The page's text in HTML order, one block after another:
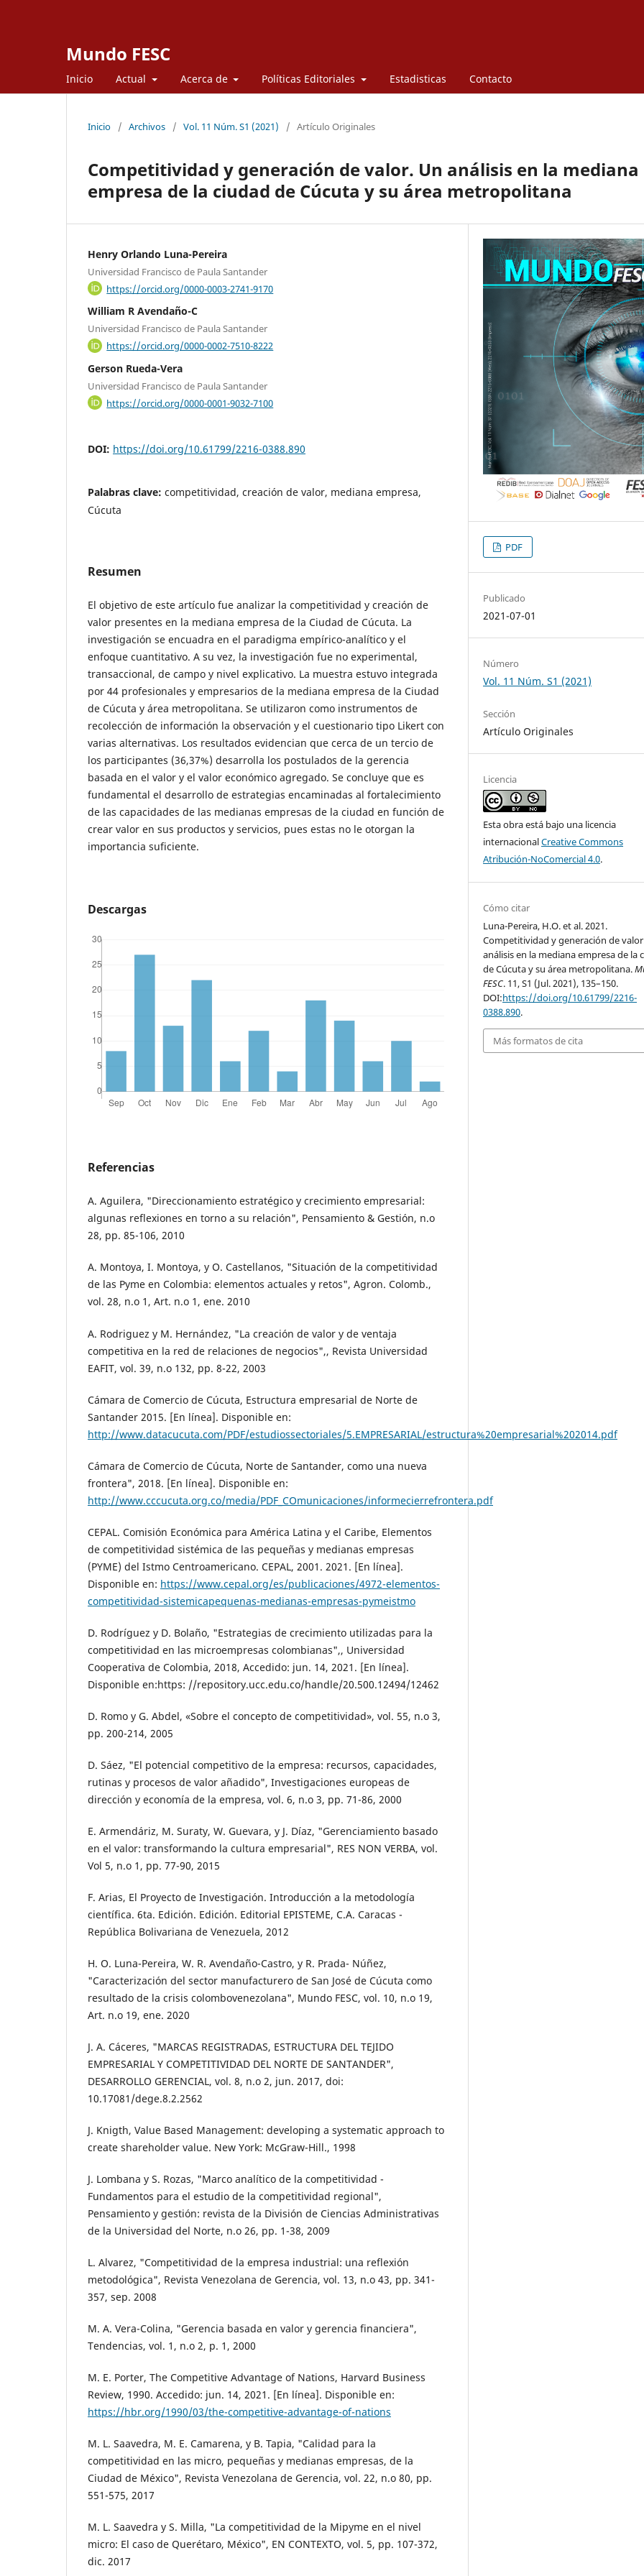
Mundo FESC
Inicio Actual Acerca de Políticas Editoriales Estadisticas Contacto
Inicio / Archivos / Vol. 11 Núm. S1 (2021) / Artículo Originales
Competitividad y generación de valor. Un análisis en la mediana
empresa de la ciudad de Cúcuta y su área metropolitana
Henry Orlando Luna-Pereira
Universidad Francisco de Paula Santander
https://orcid.org/0000-0003-2741-9170
William R Avendaño-C
Universidad Francisco de Paula Santander
https://orcid.org/0000-0002-7510-8222
Gerson Rueda-Vera
Universidad Francisco de Paula Santander
https://orcid.org/0000-0001-9032-7100
DOI: https://doi.org/10.61799/2216-0388.890
Palabras clave: competitividad, creación de valor, mediana empresa,
Cúcuta
Resumen
El objetivo de este artículo fue analizar la competitividad y creación de
valor presentes en la mediana empresa de la Ciudad de Cúcuta. La
investigación se encuadra en el paradigma empírico-analítico y el
enfoque cuantitativo. A su vez, la investigación fue no experimental,
transaccional, de campo y nivel explicativo. La muestra estuvo integrada
por 44 profesionales y empresarios de la mediana empresa de la Ciudad
de Cúcuta y área metropolitana. Se utilizaron como instrumentos de
recolección de información la observación y el cuestionario tipo Likert con
varias alternativas. Los resultados evidencian que cerca de un tercio de
los participantes (36,37%) desarrolla los postulados de la gerencia
basada en el valor y el valor económico agregado. Se concluye que es
fundamental el desarrollo de estrategias encaminadas al fortalecimiento
de las capacidades de las medianas empresas de la ciudad en función de
crear valor en sus productos y servicios, pues estas no le otorgan la
importancia suficiente.
Descargas
Referencias
A. Aguilera, "Direccionamiento estratégico y crecimiento empresarial:
algunas reflexiones en torno a su relación", Pensamiento & Gestión, n.o
28, pp. 85-106, 2010
A. Montoya, I. Montoya, y O. Castellanos, "Situación de la competitividad
de las Pyme en Colombia: elementos actuales y retos", Agron. Colomb.,
vol. 28, n.o 1, Art. n.o 1, ene. 2010
A. Rodriguez y M. Hernández, "La creación de valor y de ventaja
competitiva en la red de relaciones de negocios",, Revista Universidad
EAFIT, vol. 39, n.o 132, pp. 8-22, 2003
Cámara de Comercio de Cúcuta, Estructura empresarial de Norte de
Santander 2015. [En línea]. Disponible en:
http://www.datacucuta.com/PDF/estudiossectoriales/5.EMPRESARIAL/estructura%20empresarial%202014.pdf
Cámara de Comercio de Cúcuta, Norte de Santander, como una nueva
frontera", 2018. [En línea]. Disponible en:
http://www.cccucuta.org.co/media/PDF_COmunicaciones/informecierrefrontera.pdf
CEPAL. Comisión Económica para América Latina y el Caribe, Elementos
de competitividad sistémica de las pequeñas y medianas empresas
(PYME) del Istmo Centroamericano. CEPAL, 2001. 2021. [En línea].
Disponible en: https://www.cepal.org/es/publicaciones/4972-elementos-
competitividad-sistemicapequenas-medianas-empresas-pymeistmo
D. Rodríguez y D. Bolaño, "Estrategias de crecimiento utilizadas para la
competitividad en las microempresas colombianas",, Universidad
Cooperativa de Colombia, 2018, Accedido: jun. 14, 2021. [En línea].
Disponible en:https: //repository.ucc.edu.co/handle/20.500.12494/12462
D. Romo y G. Abdel, «Sobre el concepto de competitividad», vol. 55, n.o 3,
pp. 200-214, 2005
D. Sáez, "El potencial competitivo de la empresa: recursos, capacidades,
rutinas y procesos de valor añadido", Investigaciones europeas de
dirección y economía de la empresa, vol. 6, n.o 3, pp. 71-86, 2000
E. Armendáriz, M. Suraty, W. Guevara, y J. Díaz, "Gerenciamiento basado
en el valor: transformando la cultura empresarial", RES NON VERBA, vol.
Vol 5, n.o 1, pp. 77-90, 2015
F. Arias, El Proyecto de Investigación. Introducción a la metodología
científica. 6ta. Edición. Edición. Editorial EPISTEME, C.A. Caracas -
República Bolivariana de Venezuela, 2012
H. O. Luna-Pereira, W. R. Avendaño-Castro, y R. Prada- Núñez,
"Caracterización del sector manufacturero de San José de Cúcuta como
resultado de la crisis colombovenezolana", Mundo FESC, vol. 10, n.o 19,
Art. n.o 19, ene. 2020
J. A. Cáceres, "MARCAS REGISTRADAS, ESTRUCTURA DEL TEJIDO
EMPRESARIAL Y COMPETITIVIDAD DEL NORTE DE SANTANDER",
DESARROLLO GERENCIAL, vol. 8, n.o 2, jun. 2017, doi:
10.17081/dege.8.2.2562
J. Knigth, Value Based Management: developing a systematic approach to
create shareholder value. New York: McGraw-Hill., 1998
J. Lombana y S. Rozas, "Marco analítico de la competitividad -
Fundamentos para el estudio de la competitividad regional",
Pensamiento y gestión: revista de la División de Ciencias Administrativas
de la Universidad del Norte, n.o 26, pp. 1-38, 2009
L. Alvarez, "Competitividad de la empresa industrial: una reflexión
metodológica", Revista Venezolana de Gerencia, vol. 13, n.o 43, pp. 341-
357, sep. 2008
M. A. Vera-Colina, "Gerencia basada en valor y gerencia financiera",
Tendencias, vol. 1, n.o 2, p. 1, 2000
M. E. Porter, The Competitive Advantage of Nations, Harvard Business
Review, 1990. Accedido: jun. 14, 2021. [En línea]. Disponible en:
https://hbr.org/1990/03/the-competitive-advantage-of-nations
M. L. Saavedra, M. E. Camarena, y B. Tapia, "Calidad para la
competitividad en las micro, pequeñas y medianas empresas, de la
Ciudad de México", Revista Venezolana de Gerencia, vol. 22, n.o 80, pp.
551-575, 2017
M. L. Saavedra y S. Milla, "La competitividad de la Mipyme en el nivel
micro: El caso de Querétaro, México", EN CONTEXTO, vol. 5, pp. 107-372,
dic. 2017
PDF
Publicado
2021-07-01
Número
Vol. 11 Núm. S1 (2021)
Sección
Artículo Originales
Licencia
Esta obra está bajo una licencia
internacionalCreative Commons
Atribución-NoComercial 4.0.
Cómo citar
Luna-Pereira, H.O. et al. 2021.
Competitividad y generación de
análisis en la mediana empresa de la
de Cúcuta y su área metropolitana.
FESC. 11, S1 (Jul. 2021), 135–150.
DOI:https://doi.org/10.61799/2216-
0388.890.
Más formatos de cita